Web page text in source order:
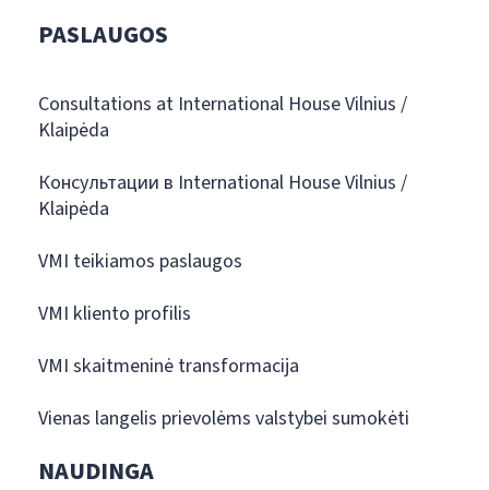
PASLAUGOS
Consultations at International House Vilnius /
Klaipėda
Консультации в International House Vilnius /
Klaipėda
VMI teikiamos paslaugos
VMI kliento profilis
VMI skaitmeninė transformacija
Vienas langelis prievolėms valstybei sumokėti
NAUDINGA